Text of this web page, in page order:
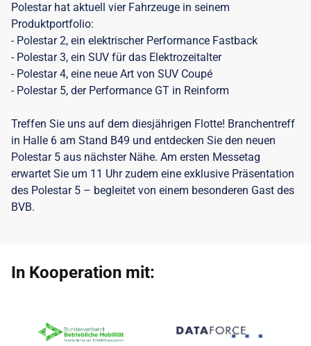
Polestar hat aktuell vier Fahrzeuge in seinem
Produktportfolio:
- Polestar 2, ein elektrischer Performance Fastback
- Polestar 3, ein SUV für das Elektrozeitalter
- Polestar 4, eine neue Art von SUV Coupé
- Polestar 5, der Performance GT in Reinform
Treffen Sie uns auf dem diesjährigen Flotte! Branchentreff
in Halle 6 am Stand B49 und entdecken Sie den neuen
Polestar 5 aus nächster Nähe. Am ersten Messetag
erwartet Sie um 11 Uhr zudem eine exklusive Präsentation
des Polestar 5 – begleitet von einem besonderen Gast des
BVB.
In Kooperation mit: